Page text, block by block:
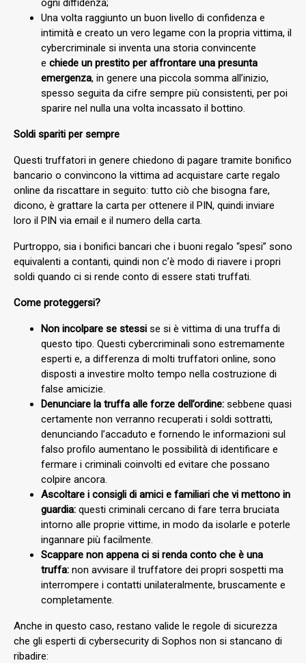
ogni diffidenza;
Una volta raggiunto un buon livello di confidenza e
intimità e creato un vero legame con la propria vittima, il
cybercriminale si inventa una storia convincente
e chiede un prestito per affrontare una presunta
emergenza, in genere una piccola somma all’inizio,
spesso seguita da cifre sempre più consistenti, per poi
sparire nel nulla una volta incassato il bottino.
Soldi spariti per sempre
Questi truffatori in genere chiedono di pagare tramite bonifico
bancario o convincono la vittima ad acquistare carte regalo
online da riscattare in seguito: tutto ciò che bisogna fare,
dicono, è grattare la carta per ottenere il PIN, quindi inviare
loro il PIN via email e il numero della carta.
Purtroppo, sia i bonifici bancari che i buoni regalo “spesi” sono
equivalenti a contanti, quindi non c’è modo di riavere i propri
soldi quando ci si rende conto di essere stati truffati.
Come proteggersi?
Non incolpare se stessi se si è vittima di una truffa di
questo tipo. Questi cybercriminali sono estremamente
esperti e, a differenza di molti truffatori online, sono
disposti a investire molto tempo nella costruzione di
false amicizie.
Denunciare la truffa alle forze dell’ordine: sebbene quasi
certamente non verranno recuperati i soldi sottratti,
denunciando l’accaduto e fornendo le informazioni sul
falso profilo aumentano le possibilità di identificare e
fermare i criminali coinvolti ed evitare che possano
colpire ancora.
Ascoltare i consigli di amici e familiari che vi mettono in
guardia: questi criminali cercano di fare terra bruciata
intorno alle proprie vittime, in modo da isolarle e poterle
ingannare più facilmente.
Scappare non appena ci si renda conto che è una
truffa: non avvisare il truffatore dei propri sospetti ma
interrompere i contatti unilateralmente, bruscamente e
completamente.
Anche in questo caso, restano valide le regole di sicurezza
che gli esperti di cybersecurity di Sophos non si stancano di
ribadire: